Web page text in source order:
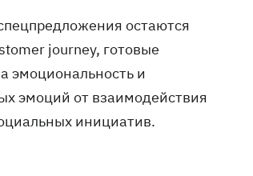
остаются
journey, готовые
эмоциональность и
эмоций от взаимодействия
инициатив.